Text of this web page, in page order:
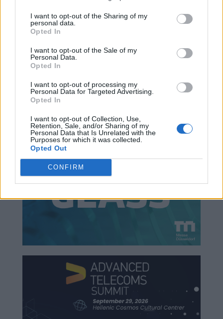
I want to opt-out of the Sharing of my
personal data.
Opted In
I want to opt-out of the Sale of my
Personal Data.
Opted In
I want to opt-out of processing my
Personal Data for Targeted Advertising.
Opted In
I want to opt-out of Collection, Use,
Retention, Sale, and/or Sharing of my
Personal Data that Is Unrelated with the
Purposes for which it was collected.
Opted Out
CONFIRM